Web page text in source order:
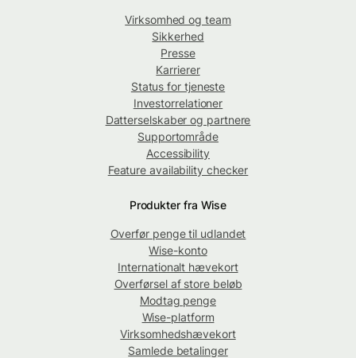
Virksomhed og team
Sikkerhed
Presse
Karrierer
Status for tjeneste
Investorrelationer
Datterselskaber og partnere
Supportområde
Accessibility
Feature availability checker
Produkter fra Wise
Overfør penge til udlandet
Wise-konto
Internationalt hævekort
Overførsel af store beløb
Modtag penge
Wise-platform
Virksomhedshævekort
Samlede betalinger